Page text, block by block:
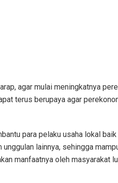
agar mulai meningkatnya
terus berupaya agar
para pelaku usaha lokal
lainnya, sehingga
manfaatnya oleh masyarakat